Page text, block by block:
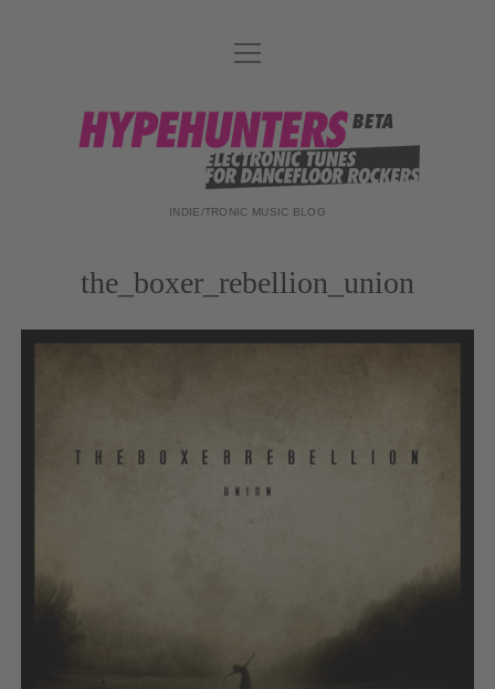
DATENSCHUTZ
DJ-TEAM
ABOUT
Menü
öffnen
hypehunters
INDIE/TRONIC MUSIC BLOG
the_boxer_rebellion_union